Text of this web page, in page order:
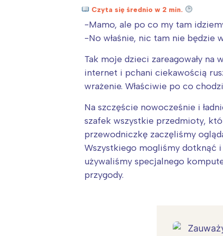
Czyta się średnio w 2 min.
-Mamo, ale po co my tam
-No właśnie, nic tam nie będzie
Tak moje dzieci zareagowały
internet i pchani ciekawością
wrażenie. Właściwie po co
Na szczęście nowocześnie i
szafek wszystkie przedmioty,
przewodniczkę zaczęliśmy
Wszystkiego mogliśmy dotknąć i
używaliśmy specjalnego
przygody.